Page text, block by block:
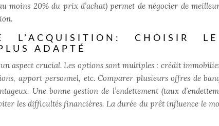
moins 20% du prix d’achat) permet de négocier de
L’ACQUISITION: CHOISIR
ADAPTÉ
aspect crucial. Les options sont multiples : crédit
apport personnel, etc. Comparer plusieurs offres de
Une bonne gestion de l’endettement (taux
les difficultés financières. La durée du prêt influence le